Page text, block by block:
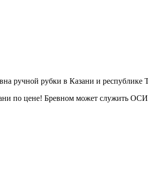
ручной рубки в Казани и республике
бани по цене! Бревном может